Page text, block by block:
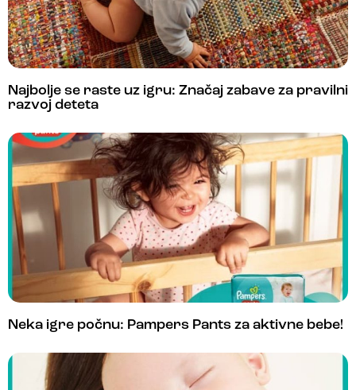
Najbolje se raste uz igru: Značaj zabave za pravilni
razvoj deteta
Neka igre počnu: Pampers Pants za aktivne bebe!